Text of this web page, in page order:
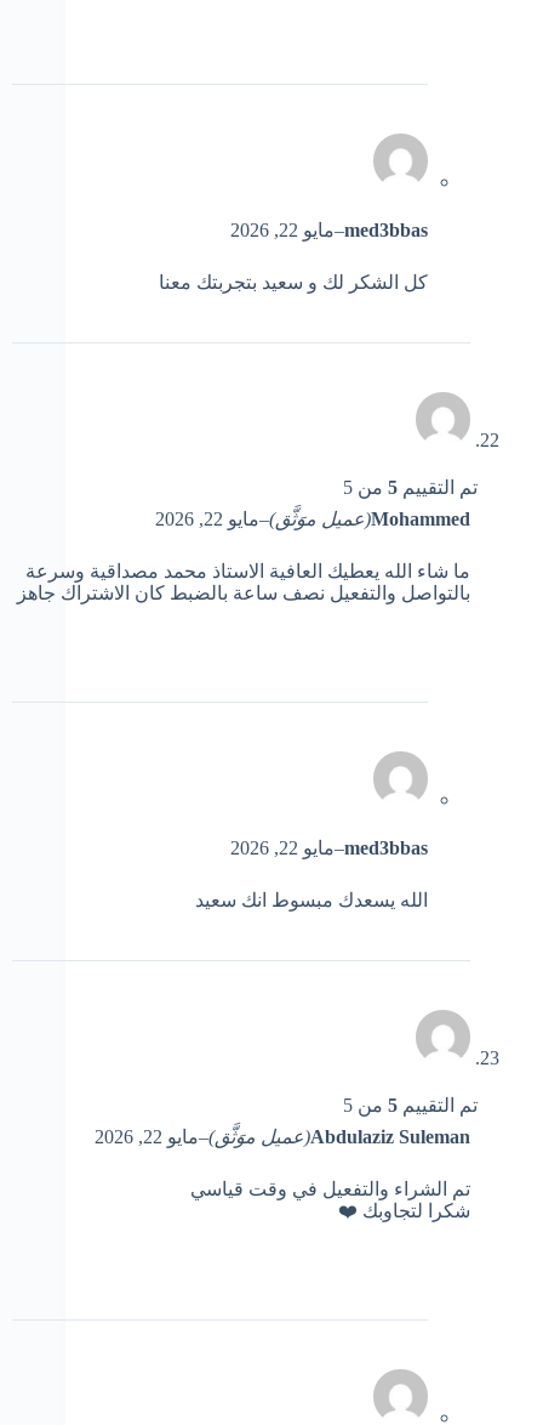
med3bbas
–مايو 22, 2026
كل الشكر لك و سعيد بتجربتك معنا
تم التقييم 5من 5
Mohammed(عميل موَثَّق)–مايو 22, 2026
ما شاء الله يعطيك العافية الاستاذ محمد مصداقية وسرعة
بالتواصل والتفعيل نصف ساعة بالضبط كان الاشتراك جاهز
med3bbas
–مايو 22, 2026
الله يسعدك مبسوط انك سعيد
تم التقييم 5من 5
Abdulaziz Suleman(عميل موَثَّق)–مايو 22, 2026
تم الشراء والتفعيل في وقت قياسي
شكرا لتجاوبك ❤️